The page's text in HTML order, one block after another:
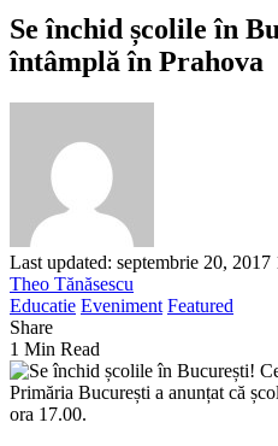
Se închid școlile în
întâmplă în Prahova
Last updated: septembrie 20, 2017
Theo Tănăsescu
Educatie Eveniment Featured
Share
1 Min Read
Primăria București a anunțat că
ora 17.00.